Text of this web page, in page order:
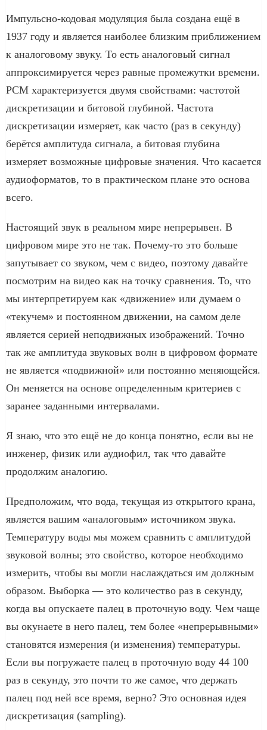
Импульсно-кодовая модуляция была создана ещё в
1937 году и является наиболее близким приближением
к аналоговому звуку. То есть аналоговый сигнал
аппроксимируется через равные промежутки времени.
PCM характеризуется двумя свойствами: частотой
дискретизации и битовой глубиной. Частота
дискретизации измеряет, как часто (раз в секунду)
берётся амплитуда сигнала, а битовая глубина
измеряет возможные цифровые значения. Что касается
аудиоформатов, то в практическом плане это основа
всего.
Настоящий звук в реальном мире непрерывен. В
цифровом мире это не так. Почему-то это больше
запутывает со звуком, чем с видео, поэтому давайте
посмотрим на видео как на точку сравнения. То, что
мы интерпретируем как «движение» или думаем о
«текучем» и постоянном движении, на самом деле
является серией неподвижных изображений. Точно
так же амплитуда звуковых волн в цифровом формате
не является «подвижной» или постоянно меняющейся.
Он меняется на основе определенным критериев с
заранее заданными интервалами.
Я знаю, что это ещё не до конца понятно, если вы не
инженер, физик или аудиофил, так что давайте
продолжим аналогию.
Предположим, что вода, текущая из открытого крана,
является вашим «аналоговым» источником звука.
Температуру воды мы можем сравнить с амплитудой
звуковой волны; это свойство, которое необходимо
измерить, чтобы вы могли наслаждаться им должным
образом. Выборка — это количество раз в секунду,
когда вы опускаете палец в проточную воду. Чем чаще
вы окунаете в него палец, тем более «непрерывными»
становятся измерения (и изменения) температуры.
Если вы погружаете палец в проточную воду 44 100
раз в секунду, это почти то же самое, что держать
палец под ней все время, верно? Это основная идея
дискретизация (sampling).